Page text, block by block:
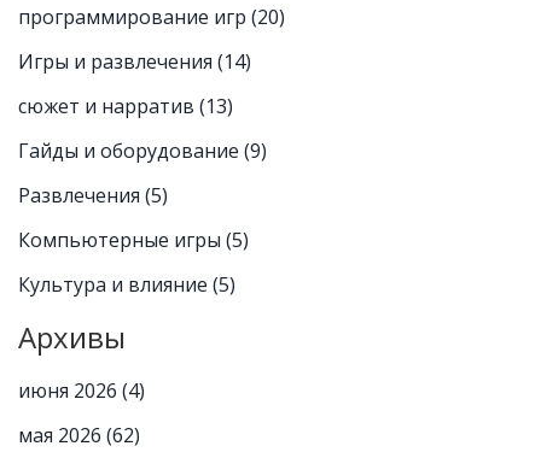
программирование игр (20)
Игры и развлечения (14)
сюжет и нарратив (13)
Гайды и оборудование (9)
Развлечения (5)
Компьютерные игры (5)
Культура и влияние (5)
Архивы
июня 2026 (4)
мая 2026 (62)